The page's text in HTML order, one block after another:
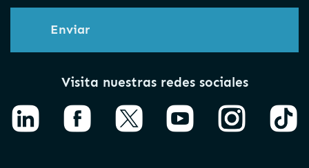
Enviar
Visita nuestras redes sociales